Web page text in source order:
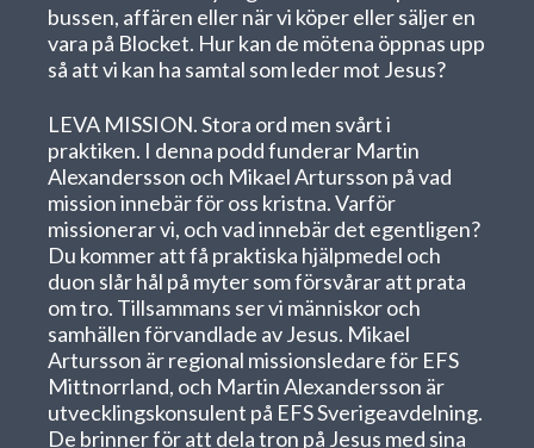
bussen, affären eller när vi köper eller säljer en
vara på Blocket. Hur kan de mötena öppnas upp
så att vi kan ha samtal som leder mot Jesus?
LEVA MISSION. Stora ord men svårt i
praktiken. I denna podd funderar Martin
Alexandersson och Mikael Artursson på vad
mission innebär för oss kristna. Varför
missionerar vi, och vad innebär det egentligen?
Du kommer att få praktiska hjälpmedel och
duon slår hål på myter som försvårar att prata
om tro. Tillsammans ser vi människor och
samhällen förvandlade av Jesus. Mikael
Artursson är regional missionsledare för EFS
Mittnorrland, och Martin Alexandersson är
utvecklingskonsulent på EFS Sverigeavdelning.
De brinner för att dela tron på Jesus med sina